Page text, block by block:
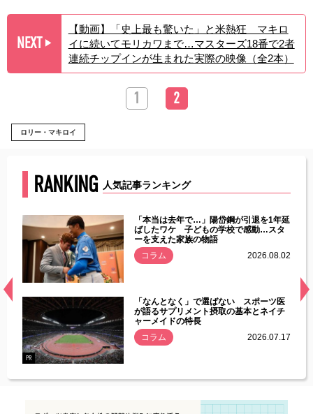
NEXT ▶︎
【動画】「史上最も驚いた」と米熱狂 マキロ
イに続いてモリカワまで…マスターズ18番で2者
連続チップインが生まれた実際の映像（全2本）
1 2
ロリー・マキロイ
RANKING 人気記事ランキング
常
「本当は去年で…」陽岱鋼が引退を1年延
ばしたワケ 子どもの学校で感動…スタ
ーを支えた家族の物語
コラム
2026.08.02
PR
「なんとなく」で選ばない スポーツ医
が語るサプリメント摂取の基本とネイチ
ャーメイドの特長
コラム
2026.07.17